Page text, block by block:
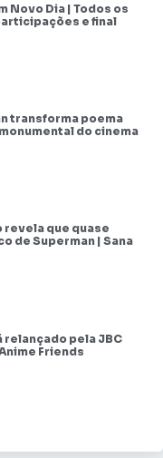
Novo Dia | Todos os
e final
transforma poema
do cinema
revela que quase
de Superman | Sana
relançado pela JBC
Friends